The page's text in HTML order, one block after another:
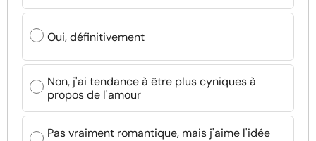
Oui, définitivement
Non, j'ai tendance à être plus cyniques à
propos de l'amour
Pas vraiment romantique, mais j'aime l'idée